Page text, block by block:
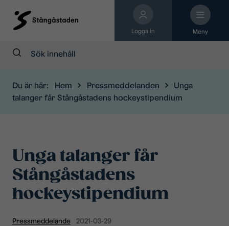
Logga in Meny
Sök:
Du är här: Hem Pressmeddelanden
Unga
talanger får Stångåstadens hockeystipendium
Unga talanger får
Stångåstadens
hockeystipendium
Pressmeddelande 2021-03-29